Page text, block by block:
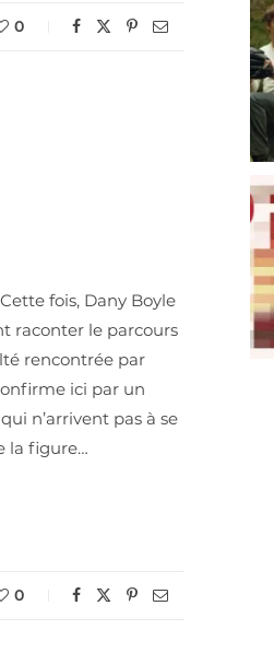
0
fois, Dany Boyle
raconter le parcours
rencontrée par
ici par un
n’arrivent pas à se
la figure…
0